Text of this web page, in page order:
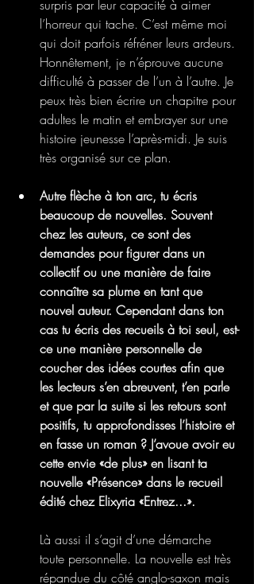
surpris par leur capacité à aimer
l’horreur qui tache. C’est même moi
qui doit parfois réfréner leurs ardeurs.
Honnêtement, je n’éprouve aucune
difficulté à passer de l’un à l’autre. Je
peux très bien écrire un chapitre pour
adultes le matin et embrayer sur une
histoire jeunesse l’après-midi. Je suis
très organisé sur ce plan.
Autre flèche à ton arc, tu écris
beaucoup de nouvelles. Souvent
chez les auteurs, ce sont des
demandes pour figurer dans un
collectif ou une manière de faire
connaître sa plume en tant que
nouvel auteur. Cependant dans ton
cas tu écris des recueils à toi seul, est-
ce une manière personnelle de
coucher des idées courtes afin que
les lecteurs s’en abreuvent, t’en parle
et que par la suite si les retours sont
positifs, tu approfondisses l’histoire et
en fasse un roman ? J’avoue avoir eu
cette envie «de plus» en lisant ta
nouvelle «Présence» dans le recueil
édité chez Elixyria «Entrez...».
Là aussi il s’agit d’une démarche
toute personnelle. La nouvelle est très
répandue du côté anglo-saxon mais